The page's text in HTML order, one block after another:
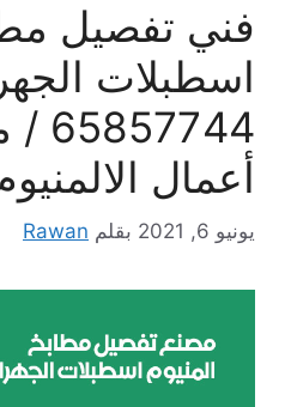
فني تفصيل
اسطبلات
أعمال
يونيو 6, 2021 بقلم Rawan